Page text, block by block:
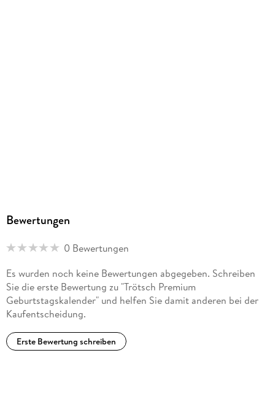
Bewertungen
0 Bewertungen
Es wurden noch keine Bewertungen abgegeben. Schreiben
Sie die erste Bewertung zu "Trötsch Premium
Geburtstagskalender" und helfen Sie damit anderen bei der
Kaufentscheidung.
Erste Bewertung schreiben